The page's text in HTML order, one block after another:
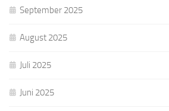
September 2025
August 2025
Juli 2025
Juni 2025